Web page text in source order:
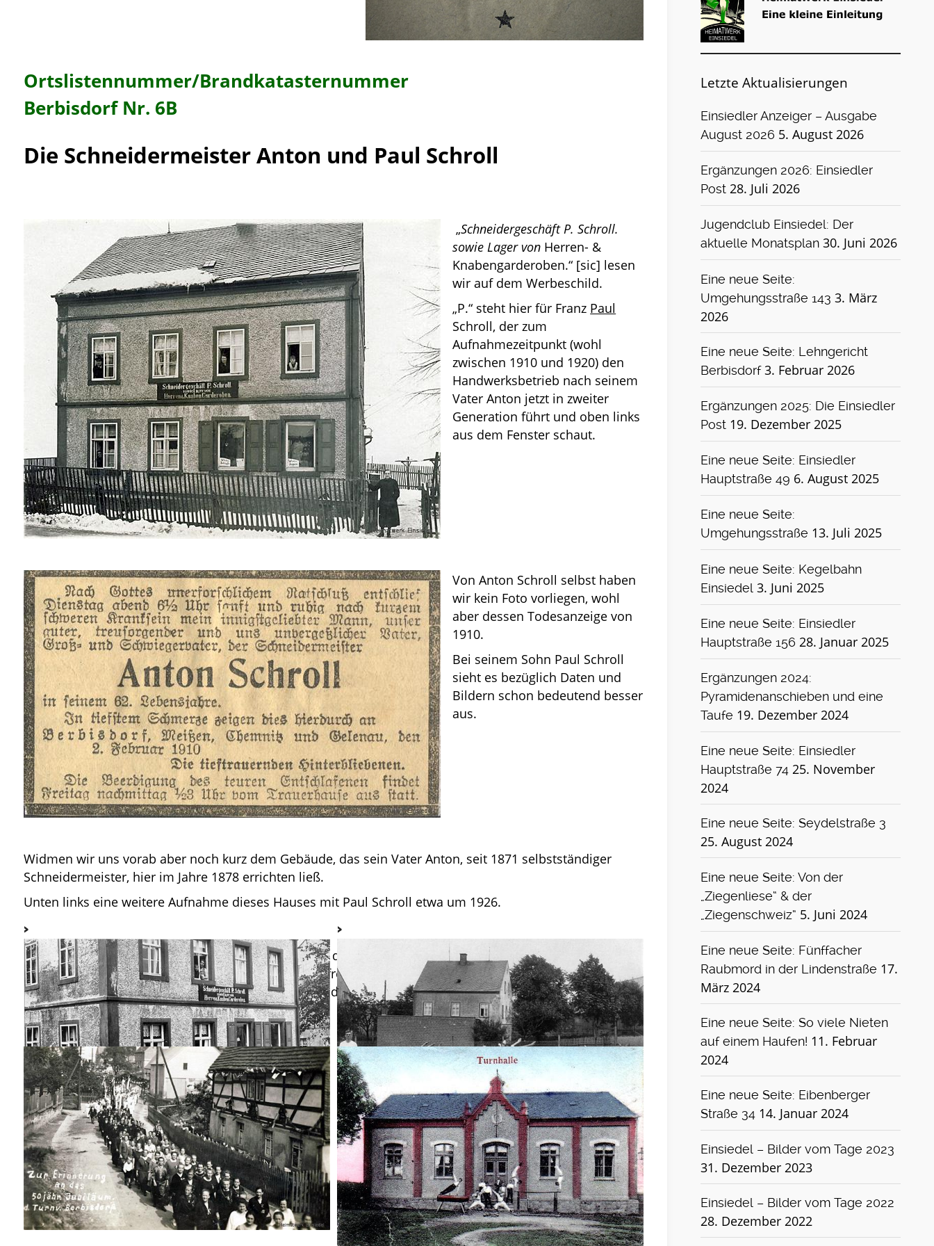
Ortslistennummer/Brandkatasternummer
Berbisdorf Nr. 6B
Die Schneidermeister Anton und Paul Schroll
„Schneidergeschäft P. Schroll.
sowie Lager von Herren- &
Knabengarderoben.“ [sic] lesen
wir auf dem Werbeschild.
„P.“ steht hier für Franz Paul
Schroll, der zum
Aufnahmezeitpunkt (wohl
zwischen 1910 und 1920) den
Handwerksbetrieb nach seinem
Vater Anton jetzt in zweiter
Generation führt und oben links
aus dem Fenster schaut.
Von Anton Schroll selbst haben
wir kein Foto vorliegen, wohl
aber dessen Todesanzeige von
1910.
Bei seinem Sohn Paul Schroll
sieht es bezüglich Daten und
Bildern schon bedeutend besser
aus.
Widmen wir uns vorab aber noch kurz dem Gebäude, das sein Vater Anton, seit 1871 selbstständiger
Schneidermeister, hier im Jahre 1878 errichten ließ.
Unten links eine weitere Aufnahme dieses Hauses mit Paul Schroll etwa um 1926.
Das Foto oben rechts zeigt uns die rückwärtige Seite der Berbisdorfer Straße 122. Im Vordergrund der
„Turnverein Burkhardtsdorf“. Der zeigt sein Können freilich nicht bei Schrolls, sondern wir vermuten, dass
er auf Einladung (Wettkampf) des „Turnverein Berbisdorf“ hier vor Ort, vorrangig wohl in dessen 1904
errichteter Turnhalle, weilte.
Letzte Aktualisierungen
Einsiedler Anzeiger – Ausgabe
August 2026 5. August 2026
Ergänzungen 2026: Einsiedler
Post 28. Juli 2026
Jugendclub Einsiedel: Der
aktuelle Monatsplan 30. Juni 2026
Eine neue Seite:
Umgehungsstraße 143 3. März
2026
Eine neue Seite: Lehngericht
Berbisdorf 3. Februar 2026
Ergänzungen 2025: Die Einsiedler
Post 19. Dezember 2025
Eine neue Seite: Einsiedler
Hauptstraße 49 6. August 2025
Eine neue Seite:
Umgehungsstraße 13. Juli 2025
Eine neue Seite: Kegelbahn
Einsiedel 3. Juni 2025
Eine neue Seite: Einsiedler
Hauptstraße 156 28. Januar 2025
Ergänzungen 2024:
Pyramidenanschieben und eine
Taufe 19. Dezember 2024
Eine neue Seite: Einsiedler
Hauptstraße 74 25. November
2024
Eine neue Seite: Seydelstraße 3
25. August 2024
Eine neue Seite: Von der
„Ziegenliese“ & der
„Ziegenschweiz“ 5. Juni 2024
Eine neue Seite: Fünffacher
Raubmord in der Lindenstraße 17.
März 2024
Eine neue Seite: So viele Nieten
auf einem Haufen! 11. Februar
2024
Eine neue Seite: Eibenberger
Straße 34 14. Januar 2024
Einsiedel – Bilder vom Tage 2023
31. Dezember 2023
Einsiedel – Bilder vom Tage 2022
28. Dezember 2022